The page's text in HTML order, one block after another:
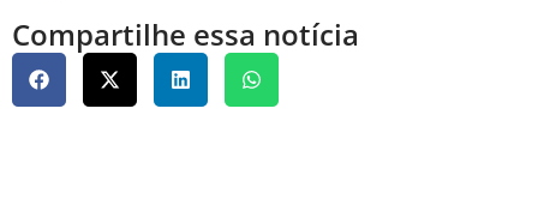
Compartilhe essa notícia